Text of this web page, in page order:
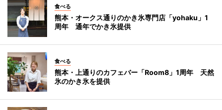
食べる
熊本・オークス通りのかき氷専門店「yohaku」1
周年 通年でかき氷提供
食べる
熊本・上通りのカフェバー「Room8」1周年 天然
氷のかき氷を提供